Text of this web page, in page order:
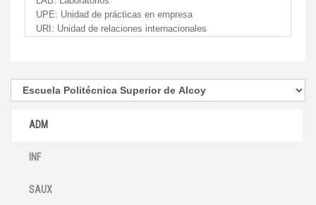
UPE: Unidad de prácticas en empresa
URI: Unidad de relaciones internacionales
ADM
INF
SAUX